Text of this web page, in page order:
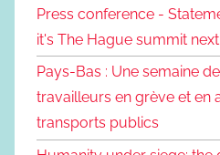
Press conference -
it's The Hague summit
Pays-Bas : Une semaine
travailleurs en grève et en
transports publics